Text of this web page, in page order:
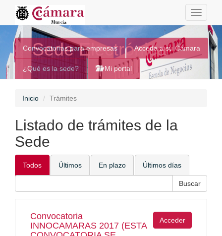
Toggle
Sede Electrónica
Convocatorias para empresas Acceda a su Cámara
¿Qué es la sede? Mi portal
Inicio Trámites
Listado de trámites de la
Sede
Todos Últimos En plazo Últimos días
Convocatoria
INNOCAMARAS 2017 (ESTA
Acceder